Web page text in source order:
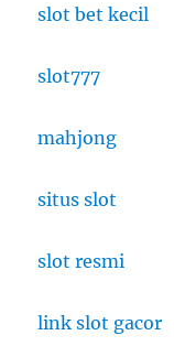
slot bet kecil
slot777
mahjong
situs slot
slot resmi
link slot gacor